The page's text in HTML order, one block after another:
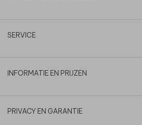
SERVICE
INFORMATIE EN PRIJZEN
PRIVACY EN GARANTIE